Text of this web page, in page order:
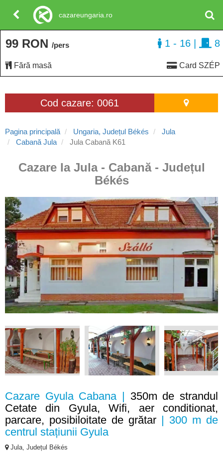
Cod cazare: 0061
Pagina principală Ungaria, Județul Békés
Jula
Cabană Jula
Jula Cabană K61
Cazare la Jula - Cabană - Județul
Békés
Cazare Gyula Cabana | 350m de strandul
Cetate din Gyula, Wifi, aer conditionat,
parcare, posibiloitate de grătar | 300 m de
centrul stațiunii Gyula
Jula, Județul Békés
99 RON /pers
Fără masă Card SZÉP
1 - 16 8
cazareungaria.ro